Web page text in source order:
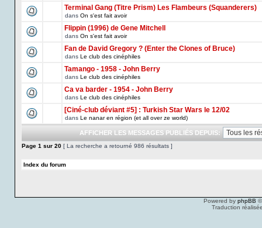
Terminal Gang (Titre Prism) Les Flambeurs (Squanderers)
dans On s'est fait avoir
Flippin (1996) de Gene Mitchell
dans On s'est fait avoir
Fan de David Gregory ? (Enter the Clones of Bruce)
dans Le club des cinéphiles
Tamango - 1958 - John Berry
dans Le club des cinéphiles
Ca va barder - 1954 - John Berry
dans Le club des cinéphiles
[Ciné-club déviant #5] : Turkish Star Wars le 12/02
dans Le nanar en région (et all over ze world)
AFFICHER LES MESSAGES PUBLIÉS DEPUIS:
Page 1 sur 20 [ La recherche a retourné 986 résultats ]
Index du forum
Powered by phpBB
Traduction